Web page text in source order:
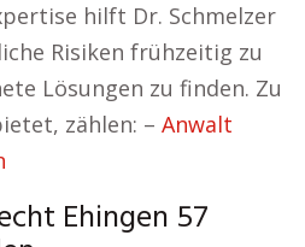
hilft Dr. Schmelzer
Risiken frühzeitig zu
Lösungen zu finden. Zu
zählen: – Anwalt
Ehingen 57